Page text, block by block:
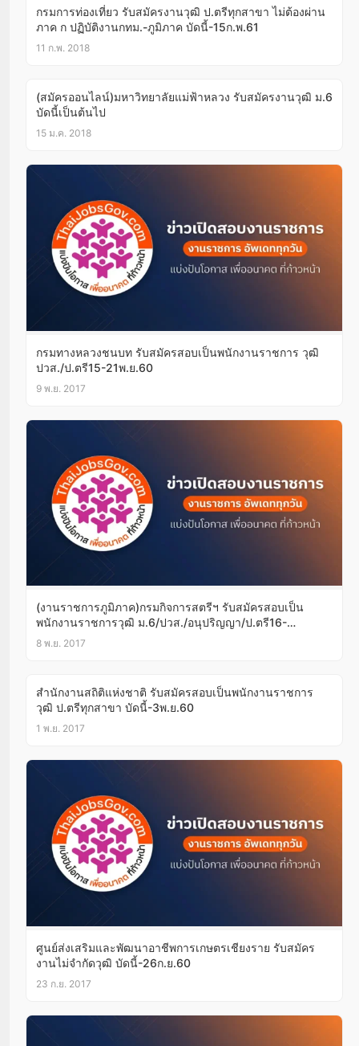
กรมการท่องเที่ยว รับสมัครงานวุฒิ ป.ตรีทุกสาขา ไม่ต้องผ่าน
ภาค ก ปฏิบัติงานกทม.-ภูมิภาค บัดนี้-15ก.พ.61
11 ก.พ. 2018
(สมัครออนไลน์)มหาวิทยาลัยแม่ฟ้าหลวง รับสมัครงานวุฒิ ม.6
บัดนี้เป็นต้นไป
15 ม.ค. 2018
กรมทางหลวงชนบท รับสมัครสอบเป็นพนักงานราชการ วุฒิ
ปวส./ป.ตรี15-21พ.ย.60
9 พ.ย. 2017
(งานราชการภูมิภาค)กรมกิจการสตรีฯ รับสมัครสอบเป็น
พนักงานราชการวุฒิ ม.6/ปวส./อนุปริญญา/ป.ตรี16-
22พ.ย.60
8 พ.ย. 2017
สำนักงานสถิติแห่งชาติ รับสมัครสอบเป็นพนักงานราชการ
วุฒิ ป.ตรีทุกสาขา บัดนี้-3พ.ย.60
1 พ.ย. 2017
ศูนย์ส่งเสริมและพัฒนาอาชีพการเกษตรเชียงราย รับสมัคร
งานไม่จำกัดวุฒิ บัดนี้-26ก.ย.60
23 ก.ย. 2017